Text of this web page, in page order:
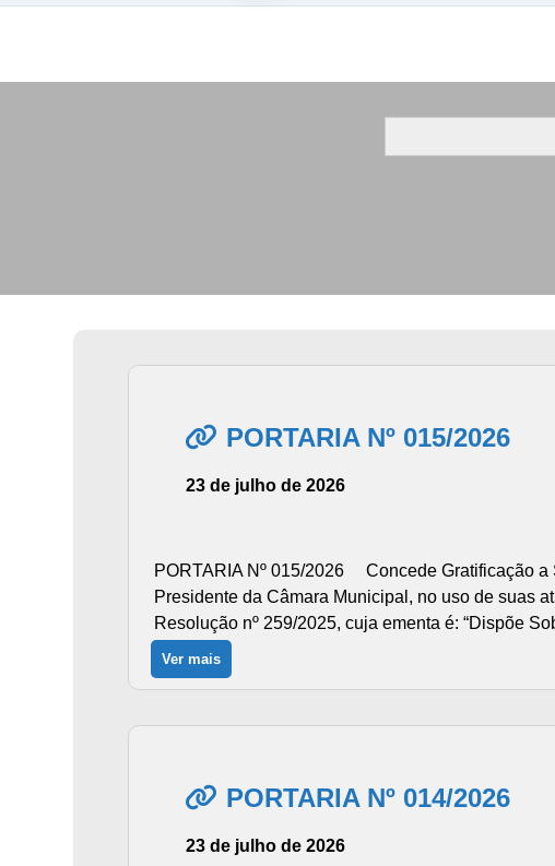
for:
PORTARIA Nº 015/2026
23 de julho de 2026
PORTARIA Nº 015/2026 Concede Gratificação
Presidente da Câmara Municipal, no uso de suas
Resolução nº 259/2025, cuja ementa é: “Dispõe
Ver mais
PORTARIA Nº 014/2026
23 de julho de 2026